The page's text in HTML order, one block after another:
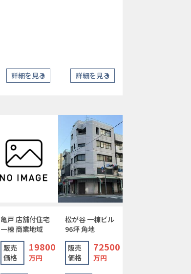
詳細を見る 詳細を見る
亀戸 店舗付住宅
一棟 商業地域
販売
価格
19800
万円
松が谷 一棟ビル
96坪 角地
販売
価格
72500
万円